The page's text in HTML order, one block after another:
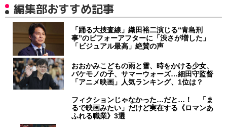
編集部おすすめ記事
「踊る大捜査線」織田裕二演じる“青島刑
事”のビフォーアフターに「渋さが増した」
「ビジュアル最高」絶賛の声
おおかみこどもの雨と雪、時をかける少女、
バケモノの子、サマーウォーズ…細田守監督
「アニメ映画」人気ランキング、1位は？
フィクションじゃなかった…だと…！ 「ま
るで映画みたい」だけど実在する《ロマンあ
ふれる職業》3選